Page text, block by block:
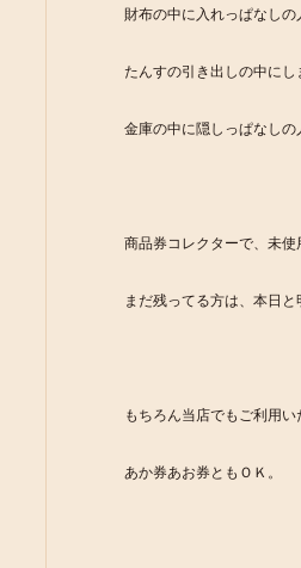
財布の中に入れっぱなしの
たんすの引き出しの中にし
金庫の中に隠しっぱなしの
商品券コレクターで、未
まだ残ってる方は、本日と
もちろん当店でもご利用い
あか券あお券ともＯＫ。